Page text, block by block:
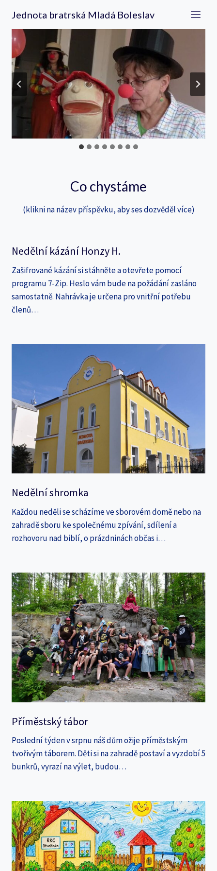
obsah
Jednota bratrská Mladá Boleslav
Co chystáme
(klikni na název příspěvku, aby ses dozvěděl více)
Nedělní kázání Honzy H.
Zašifrované kázání si stáhněte a otevřete pomocí
programu 7-Zip. Heslo vám bude na požádání zasláno
samostatně. Nahrávka je určena pro vnitřní potřebu
členů…
Nedělní shromka
Každou neděli se scházíme ve sborovém domě nebo na
zahradě sboru ke společnému zpívání, sdílení a
rozhovoru nad biblí, o prázdninách občas i…
Příměstský tábor
Poslední týden v srpnu náš dům ožije příměstským
tvořivým táborem. Děti si na zahradě postaví a vyzdobí 5
bunkrů, vyrazí na výlet, budou…